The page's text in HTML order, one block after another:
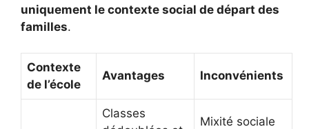
uniquement le contexte social de départ des
familles.
Contexte
de l’école
Avantages Inconvénients
Classes
Mixité sociale